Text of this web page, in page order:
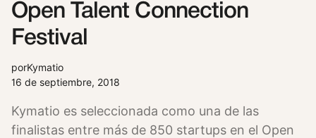
Open Talent Connection
Festival
porKymatio
16 de septiembre, 2018
Kymatio es seleccionada como una de las
finalistas entre más de 850 startups en el Open